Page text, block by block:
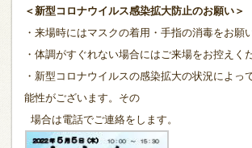
＜新型コロナウイルス感染拡大防止のお願い＞
・来場時にはマスクの着用・手指の消毒をお願
・体調がすぐれない場合にはご来場をお控えく
・新型コロナウイルスの感染拡大の状況によっ
能性がございます。その
場合は電話でご連絡をします。